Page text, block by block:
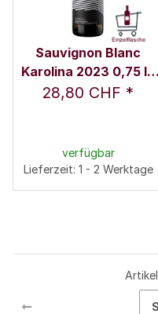
Sauvignon Blanc
Karolina 2023 0,75 l -
Weingut Nicolussi-
28,80 CHF *
verfügbar
Lieferzeit: 1 - 2 Werktage